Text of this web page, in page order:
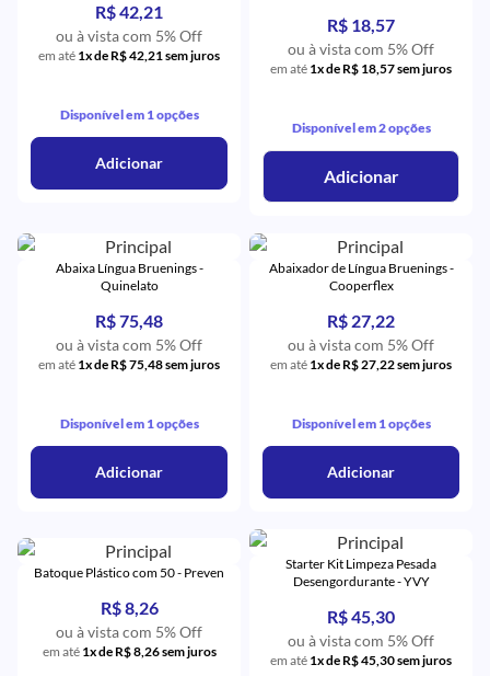
R$ 42,21
ou à vista com 5% Off
em até 1x de R$ 42,21 sem juros
Disponível em 1 opções
Adicionar
R$ 18,57
ou à vista com 5% Off
em até 1x de R$ 18,57 sem juros
Disponível em 2 opções
Adicionar
Abaixa Língua Bruenings -
Quinelato
R$ 75,48
ou à vista com 5% Off
em até 1x de R$ 75,48 sem juros
Disponível em 1 opções
Adicionar
Abaixador de Língua Bruenings -
Cooperflex
R$ 27,22
ou à vista com 5% Off
em até 1x de R$ 27,22 sem juros
Disponível em 1 opções
Adicionar
Batoque Plástico com 50 - Preven
R$ 8,26
ou à vista com 5% Off
em até 1x de R$ 8,26 sem juros
Starter Kit Limpeza Pesada
Desengordurante - YVY
R$ 45,30
ou à vista com 5% Off
em até 1x de R$ 45,30 sem juros